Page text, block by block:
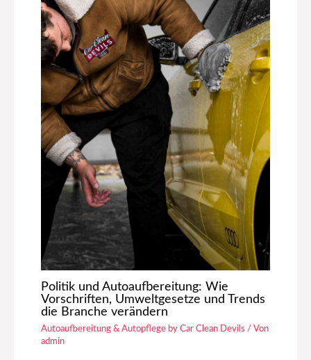
Politik und Autoaufbereitung: Wie
Vorschriften, Umweltgesetze und Trends
die Branche verändern
Autoaufbereitung & Autopflege by Car Clean Devils / Von
admin